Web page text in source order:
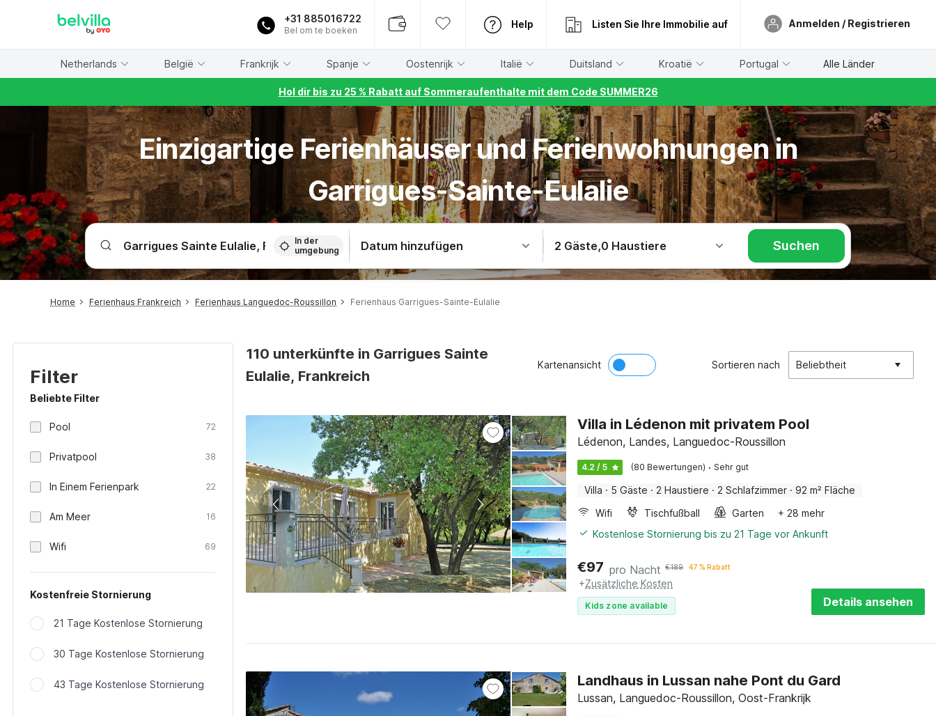
+31 885016722
Bel om te boeken
Help Listen Sie Ihre Immobilie auf Anmelden / Registrieren
Netherlands België Frankrijk Spanje Oostenrijk Italië Duitsland Kroatië Portugal Alle Länder
Hol dir bis zu 25 % Rabatt auf Sommeraufenthalte mit dem Code SUMMER26
Einzigartige Ferienhäuser und Ferienwohnungen in
Garrigues-Sainte-Eulalie
In der
umgebung
Datum hinzufügen 2 Gäste,0 Haustiere Suchen
Home Ferienhaus Frankreich Ferienhaus Languedoc-Roussillon Ferienhaus Garrigues-Sainte-Eulalie
Filter
Beliebte Filter
Pool 72
Privatpool 38
In Einem Ferienpark 22
Am Meer 16
Wifi 69
Kostenfreie Stornierung
21 Tage Kostenlose Stornierung
30 Tage Kostenlose Stornierung
43 Tage Kostenlose Stornierung
110 unterkünfte in Garrigues Sainte
Eulalie, Frankreich
Kartenansicht Sortieren nach Beliebtheit
Villa in Lédenon mit privatem Pool
Lédenon, Landes, Languedoc-Roussillon
4.2 / 5 (80 Bewertungen) · Sehr gut
Villa · 5 Gäste · 2 Haustiere · 2 Schlafzimmer · 92 m² Fläche
Wifi
Tischfußball Garten
+ 28 mehr
Kostenlose Stornierung bis zu 21 Tage vor Ankunft
€97 pro Nacht €189 47 % Rabatt
+Zusätzliche Kosten
Kids zone available Details ansehen
Landhaus in Lussan nahe Pont du Gard
Lussan, Languedoc-Roussillon, Oost-Frankrijk